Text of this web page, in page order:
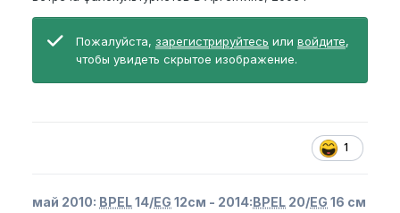
Пожалуйста, зарегистрируйтесь или войдите,
чтобы увидеть скрытое изображение.
1
май 2010: BPEL14/EG 12см - 2014:BPEL 20/EG 16 см